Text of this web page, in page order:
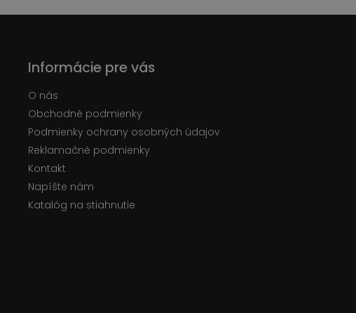
Informácie pre vás
O nás
Obchodné podmienky
Podmienky ochrany osobných údajov
Reklamačné podmienky
Kontakt
Napíšte nám
Katalóg na stiahnutie